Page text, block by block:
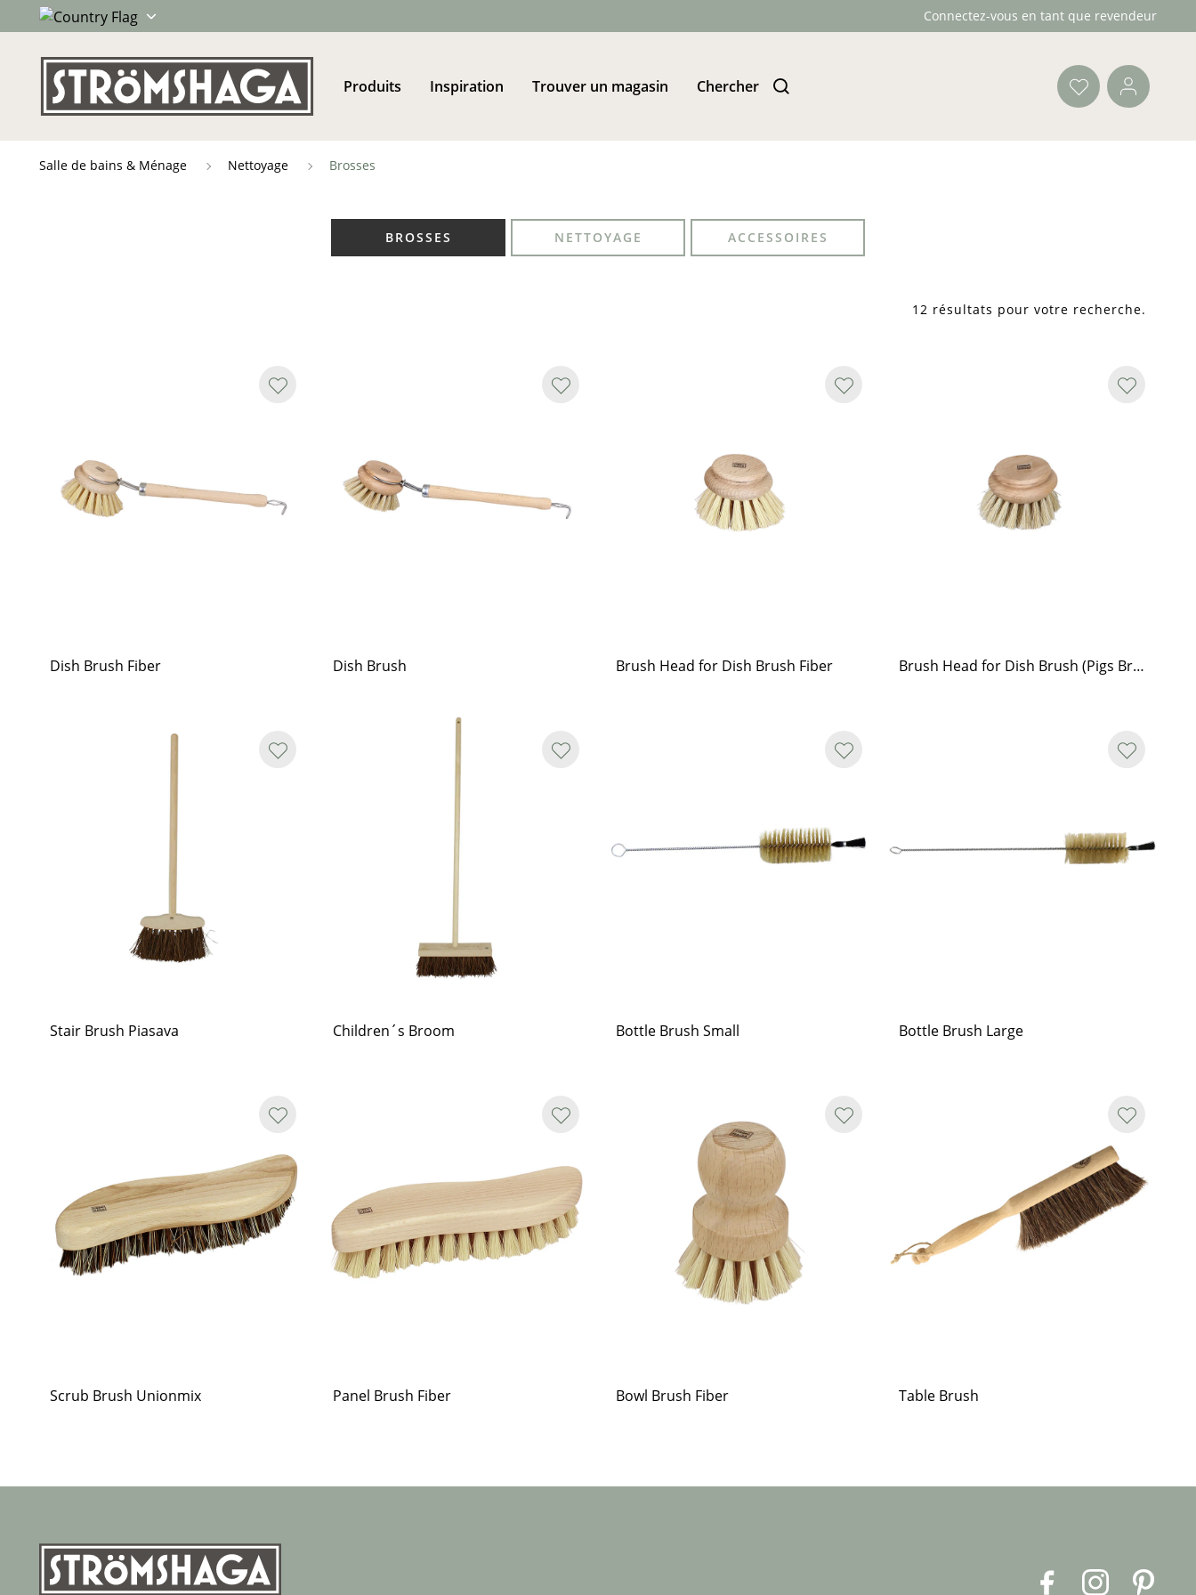
Connectez-vous en tant que revendeur
Produits Inspiration Trouver un magasin Chercher
Salle de bains & Ménage Nettoyage Brosses
BROSSES NETTOYAGE ACCESSOIRES
12 résultats pour votre recherche.
Dish Brush Fiber Dish Brush Brush Head for Dish Brush Fiber Brush Head for Dish Brush (Pigs Bristle)
Stair Brush Piasava Children´s Broom Bottle Brush Small Bottle Brush Large
Scrub Brush Unionmix Panel Brush Fiber Bowl Brush Fiber Table Brush
I